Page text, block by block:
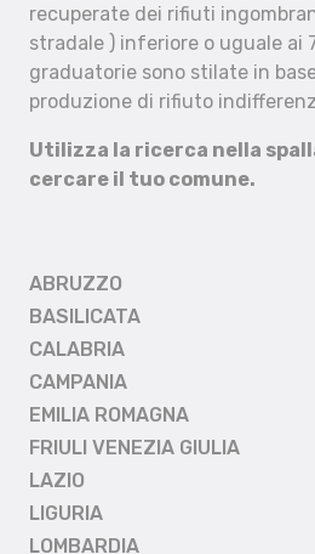
recuperate dei rifiuti
stradale ) inferiore o uguale ai
graduatorie sono stilate in
produzione di rifiuto
Utilizza la ricerca nella
cercare il tuo comune.
ABRUZZO
BASILICATA
CALABRIA
CAMPANIA
EMILIA ROMAGNA
FRIULI VENEZIA GIULIA
LAZIO
LIGURIA
LOMBARDIA